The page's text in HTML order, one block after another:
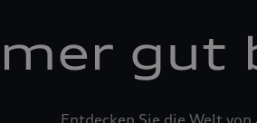
gut
Entdecken Sie die Welt